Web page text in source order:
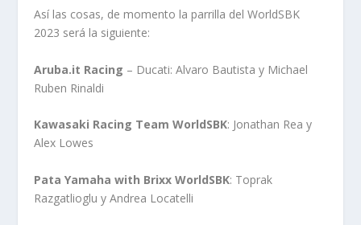
Así las cosas, de momento la parrilla del WorldSBK
2023 será la siguiente:
Aruba.it Racing – Ducati: Alvaro Bautista y Michael
Ruben Rinaldi
Kawasaki Racing Team WorldSBK: Jonathan Rea y
Alex Lowes
Pata Yamaha with Brixx WorldSBK: Toprak
Razgatlioglu y Andrea Locatelli